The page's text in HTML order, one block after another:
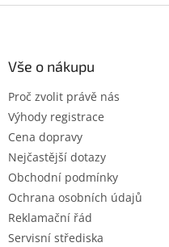
Vše o nákupu
Proč zvolit právě nás
Výhody registrace
Cena dopravy
Nejčastější dotazy
Obchodní podmínky
Ochrana osobních údajů
Reklamační řád
Servisní střediska